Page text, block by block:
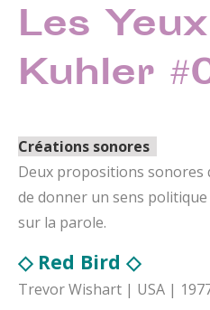
Les
Kuhler
Créations sonores
Deux propositions sonores
de donner un sens politique
sur la parole.
◇ Red Bird ◇
Trevor Wishart | USA |